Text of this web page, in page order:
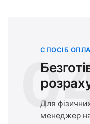
СПОСІБ
Для
менеджер